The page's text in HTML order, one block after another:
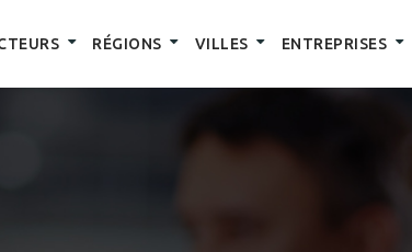
RÉGIONS VILLES ENTREPRISES